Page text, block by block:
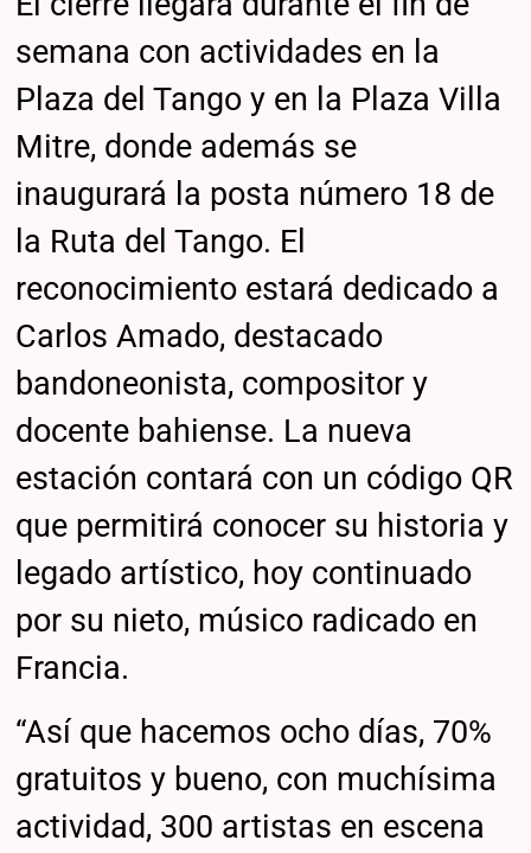
semana con actividades en la
Plaza del Tango y en la Plaza Villa
Mitre, donde además se
inaugurará la posta número 18 de
la Ruta del Tango. El
reconocimiento estará dedicado a
Carlos Amado, destacado
bandoneonista, compositor y
docente bahiense. La nueva
estación contará con un código QR
que permitirá conocer su historia y
legado artístico, hoy continuado
por su nieto, músico radicado en
Francia.
“Así que hacemos ocho días, 70%
gratuitos y bueno, con muchísima
actividad, 300 artistas en escena